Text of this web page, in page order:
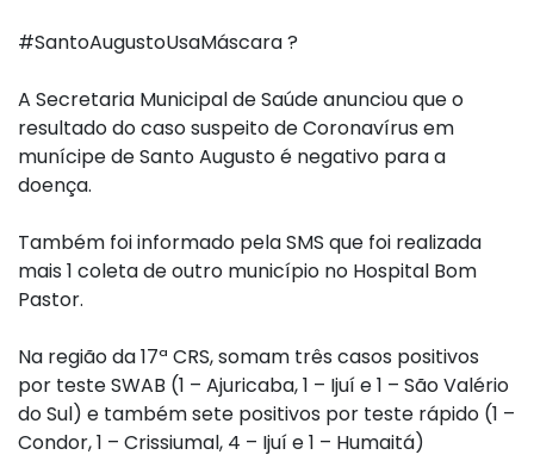
#SantoAugustoUsaMáscara?
A Secretaria Municipal de Saúde anunciou que o
resultado do caso suspeito de Coronavírus em
munícipe de Santo Augusto é negativo para a
doença.
Também foi informado pela SMS que foi realizada
mais 1 coleta de outro município no Hospital Bom
Pastor.
Na região da 17ª CRS, somam três casos positivos
por teste SWAB (1 – Ajuricaba, 1 – Ijuí e 1 – São Valério
do Sul) e também sete positivos por teste rápido (1 –
Condor, 1 – Crissiumal, 4 – Ijuí e 1 – Humaitá)